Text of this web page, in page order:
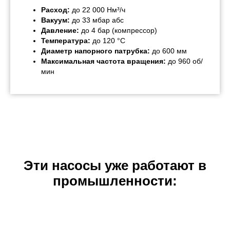
Расход: до 22 000 Нм³/ч
Вакуум: до 33 мбар абс
Давление: до 4 бар (компрессор)
Температура: до 120 °C
Диаметр напорного патрубка: до 600 мм
Максимальная частота вращения: до 960 об/
мин
Эти насосы уже работают в
промышленности: